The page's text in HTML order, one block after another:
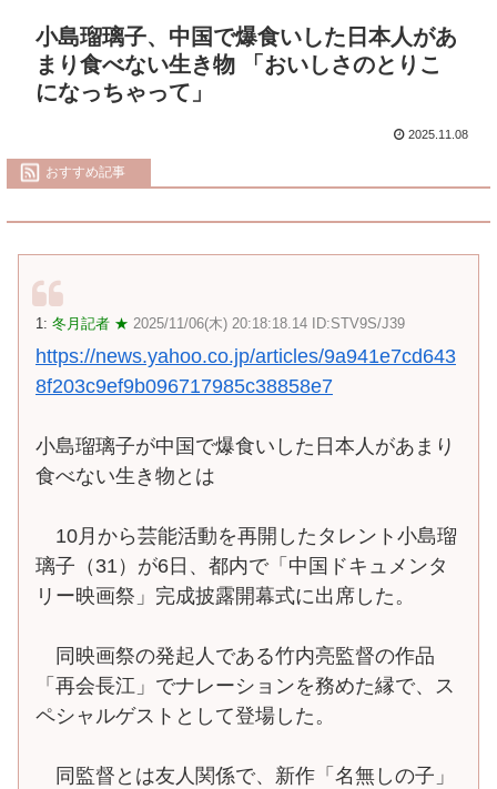
小島瑠璃子、中国で爆食いした日本人があ
まり食べない生き物 「おいしさのとりこ
になっちゃって」
2025.11.08
おすすめ記事
1: 冬月記者 ★ 2025/11/06(木) 20:18:18.14 ID:STV9S/J39
https://news.yahoo.co.jp/articles/9a941e7cd643
8f203c9ef9b096717985c38858e7
小島瑠璃子が中国で爆食いした日本人があまり
食べない生き物とは
10月から芸能活動を再開したタレント小島瑠
璃子（31）が6日、都内で「中国ドキュメンタ
リー映画祭」完成披露開幕式に出席した。
同映画祭の発起人である竹内亮監督の作品
「再会長江」でナレーションを務めた縁で、ス
ペシャルゲストとして登場した。
同監督とは友人関係で、新作「名無しの子」